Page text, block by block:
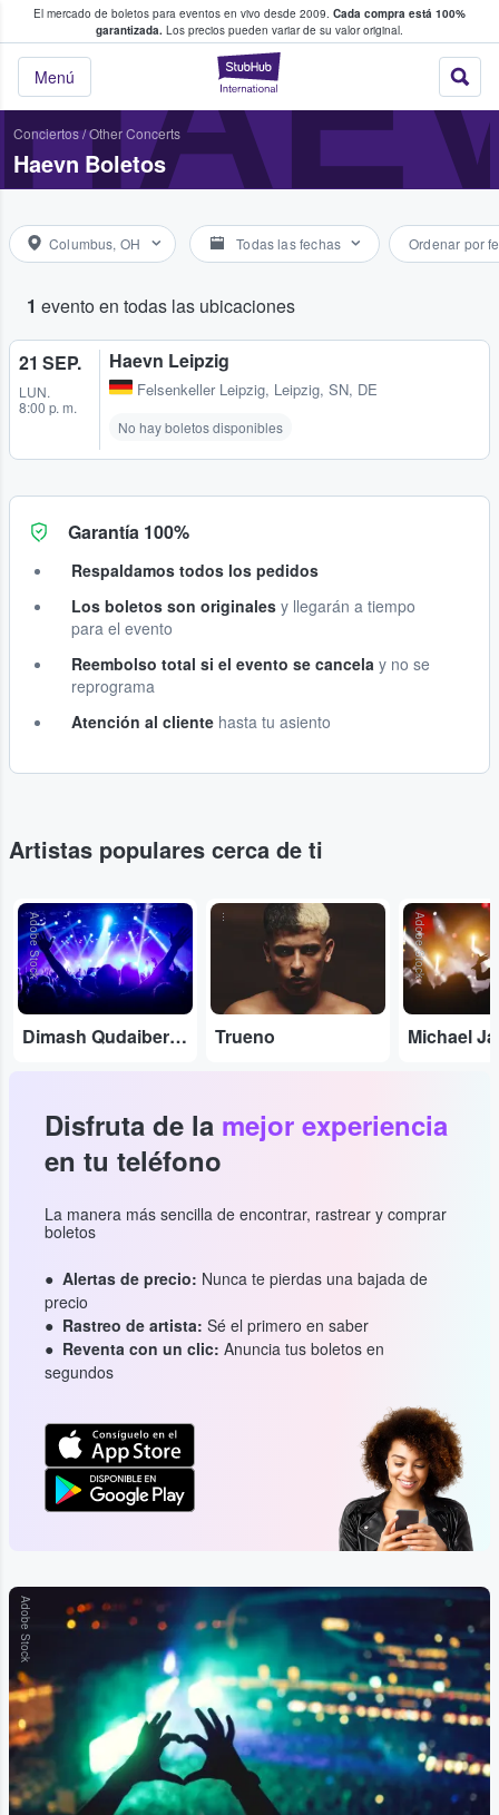
El mercado de boletos para eventos en vivo desde 2009. Cada compra está 100%
garantizada. Los precios pueden variar de su valor original.
StubHub: donde
Menú
fans compran y venden boletos
Conciertos/Other Concerts
Haevn Boletos
Columbus, OH Todas las fechas Ordenar por
1 evento en todas las ubicaciones
21 SEP.
LUN.
8:00 p. m.
Haevn Leipzig
Felsenkeller Leipzig, Leipzig, SN, DE
No hay boletos disponibles
Garantía 100%
Respaldamos todos los pedidos
Los boletos son originales y llegarán a tiempo
para el evento
Reembolso total si el evento se cancela y no se
reprograma
Atención al cliente hasta tu asiento
Artistas populares cerca de ti
Adobe Stock
Dimash Qudaibergen
...
Trueno
Adobe Stock
Disfruta de la mejor experiencia
en tu teléfono
La manera más sencilla de encontrar, rastrear y comprar
boletos
Alertas de precio: Nunca te pierdas una bajada de
precio
Rastreo de artista: Sé el primero en saber
Reventa con un clic: Anuncia tus boletos en
segundos
Adobe Stock